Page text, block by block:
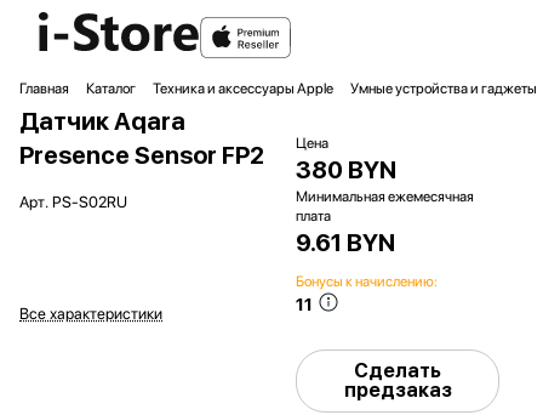
Главная Каталог Техника и аксессуары Apple Умные устройства и гаджеты
Датчик Aqara
Presence Sensor FP2
Арт. PS-S02RU
Все характеристики
Цена
380 BYN
Минимальная ежемесячная
плата
9.61 BYN
Бонусы к начислению:
11
Сделать
предзаказ